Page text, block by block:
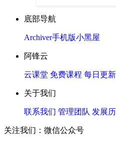
底部导航
Archiver手机版小黑屋
阿锋云
云课堂 免费课程 每日更新
关于我们
联系我们 管理团队 发展
关注我们：微信公众号